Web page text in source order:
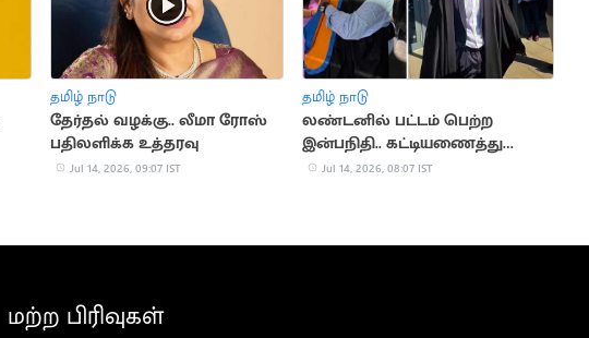
தமிழ் நாடு
தேர்தல் வழக்கு.. லீமா ரோஸ்
பதிலளிக்க உத்தரவு
Jul 14, 2026, 09:07 IST
தமிழ் நாடு
லண்டனில் பட்டம் பெற்ற
இன்பநிதி.. கட்டியணைத்து
வாழ்த்திய மு.க.ஸ்டாலின்
Jul 14, 2026, 08:07 IST
மற்ற பிரிவுகள்